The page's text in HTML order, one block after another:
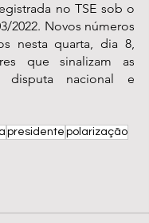
no TSE sob o
2022. Novos números
nesta quarta, dia 8,
que sinalizam as
disputa nacional e
presidente polarização